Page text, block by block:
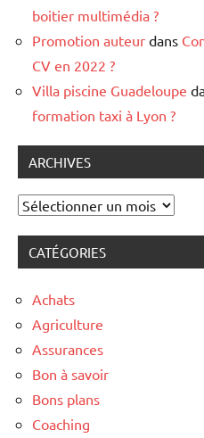
boitier multimédia ?
Promotion auteur dans
CV en 2022 ?
Villa piscine Guadeloupe
formation taxi à Lyon ?
ARCHIVES
Archives
CATÉGORIES
Achats
Agriculture
Assurances
Bon à savoir
Bons plans
Coaching